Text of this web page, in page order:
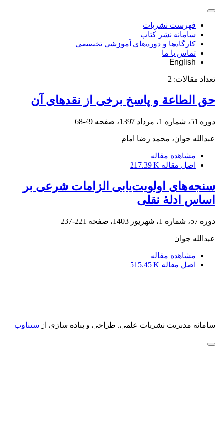
فهرست نشریات
سامانه نشر کتاب
کارگاه‌ها و دوره‌های آموزشی تخصصی
تماس با ما
English
تعداد مقالات: 2
حق الطاعة و پاسخ برخی از نقدهای آن
دوره 51، شماره 1، مرداد 1397، صفحه 49-68
عبدالله جوان، محمد رضا امام
مشاهده مقاله
اصل مقاله 217.39 K
سنجه‌های اولویت‌یابی الزامات شرعی بر
اساس ادلۀ نقلی‏
دوره 57، شماره 1، شهریور 1403، صفحه 221-237
عبدالله جوان
مشاهده مقاله
اصل مقاله 515.45 K
سامانه مدیریت نشریات علمی. طراحی و پیاده سازی از سیناوب